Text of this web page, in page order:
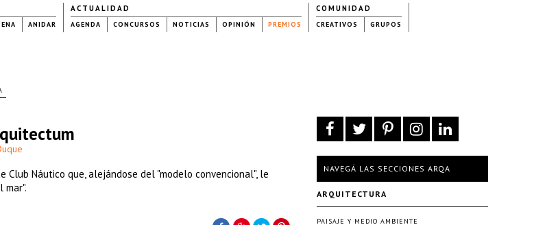
ANIDAR
ACTUALIDAD
AGENDA CONCURSOS NOTICIAS OPINIÓN PREMIOS
COMUNIDAD
CREATIVOS GRUPOS
Náutico que, alejándose del "modelo convencional", le
mar".
NAVEGÁ LAS SECCIONES ARQA
ARQUITECTURA
PAISAJE Y MEDIO AMBIENTE